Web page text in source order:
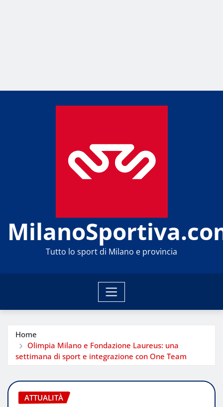
Tutto lo sport di Milano e provincia
Home
Olimpia Milano e Fondazione Laureus: una
settimana di sport e integrazione con One Team
ATTUALITÀ